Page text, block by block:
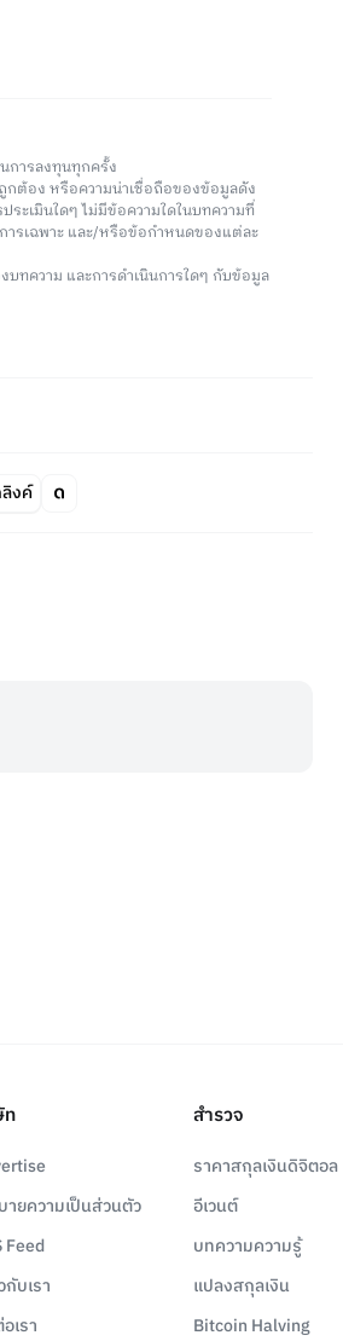
การลงทุนทุกครั้ง
กต้อง หรือความน่าเชื่อถือของข้อมูลดัง
ะเมินใดๆ ไม่มีข้อความใดในบทความที่
ารเฉพาะ และ/หรือข้อกำหนดของแต่ละ
ทความ และการดำเนินการใดๆ กับข้อมูล
งค์
ท
ายความเป็นส่วนตัว
Feed
กับเรา
เรา
สำรวจ
ราคาสกุลเงินดิจิตอล
อีเวนต์
บทความความรู้
แปลงสกุลเงิน
Bitcoin Halving